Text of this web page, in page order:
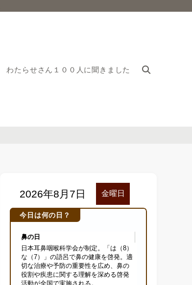
わたらせさん１００人に聞きました
今日は何の日？